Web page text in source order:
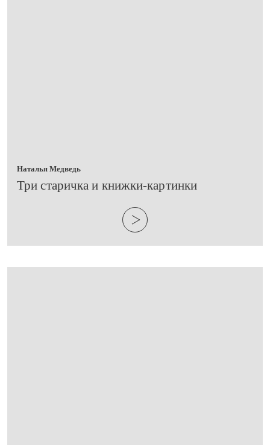
Наталья Медведь
​Три старичка и книжки-картинки